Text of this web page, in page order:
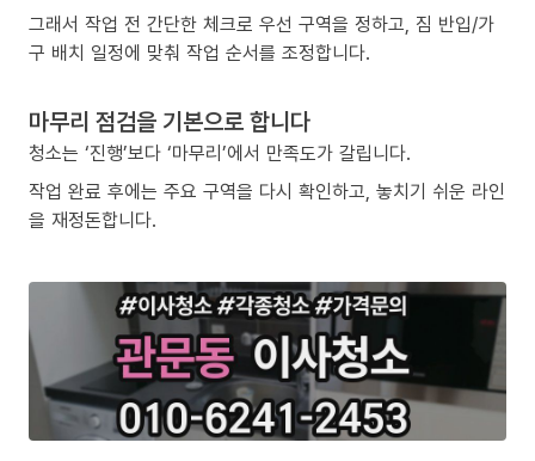
그래서 작업 전 간단한 체크로 우선 구역을 정하고, 짐 반입/가
구 배치 일정에 맞춰 작업 순서를 조정합니다.
마무리 점검을 기본으로 합니다
청소는 ‘진행’보다 ‘마무리’에서 만족도가 갈립니다.
작업 완료 후에는 주요 구역을 다시 확인하고, 놓치기 쉬운 라인
을 재정돈합니다.